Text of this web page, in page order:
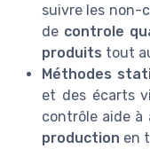
suivre les non-
de controle
produits tout
Méthodes
et des écarts
contrôle aide à
production en